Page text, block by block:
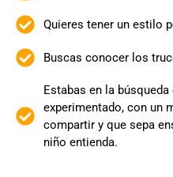
Quieres tener un estilo
Buscas conocer los
Estabas en la
experimentado, con un
compartir y que sepa
niño entienda.